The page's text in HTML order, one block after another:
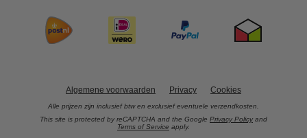
Algemene voorwaarden Privacy Cookies
Alle prijzen zijn inclusief btw en exclusief eventuele verzendkosten.
This site is protected by reCAPTCHA and the Google Privacy Policy and
Terms of Service apply.